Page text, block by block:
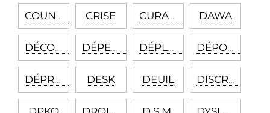
COUNSELING CRISE CURATELLE DAWA
DÉCOMPENSATION DÉPENDANCE DÉPLACEMENT DÉPORTATION
DÉPRESSION SAISONNIÈRE DESK DEUIL DISCRIMINATION